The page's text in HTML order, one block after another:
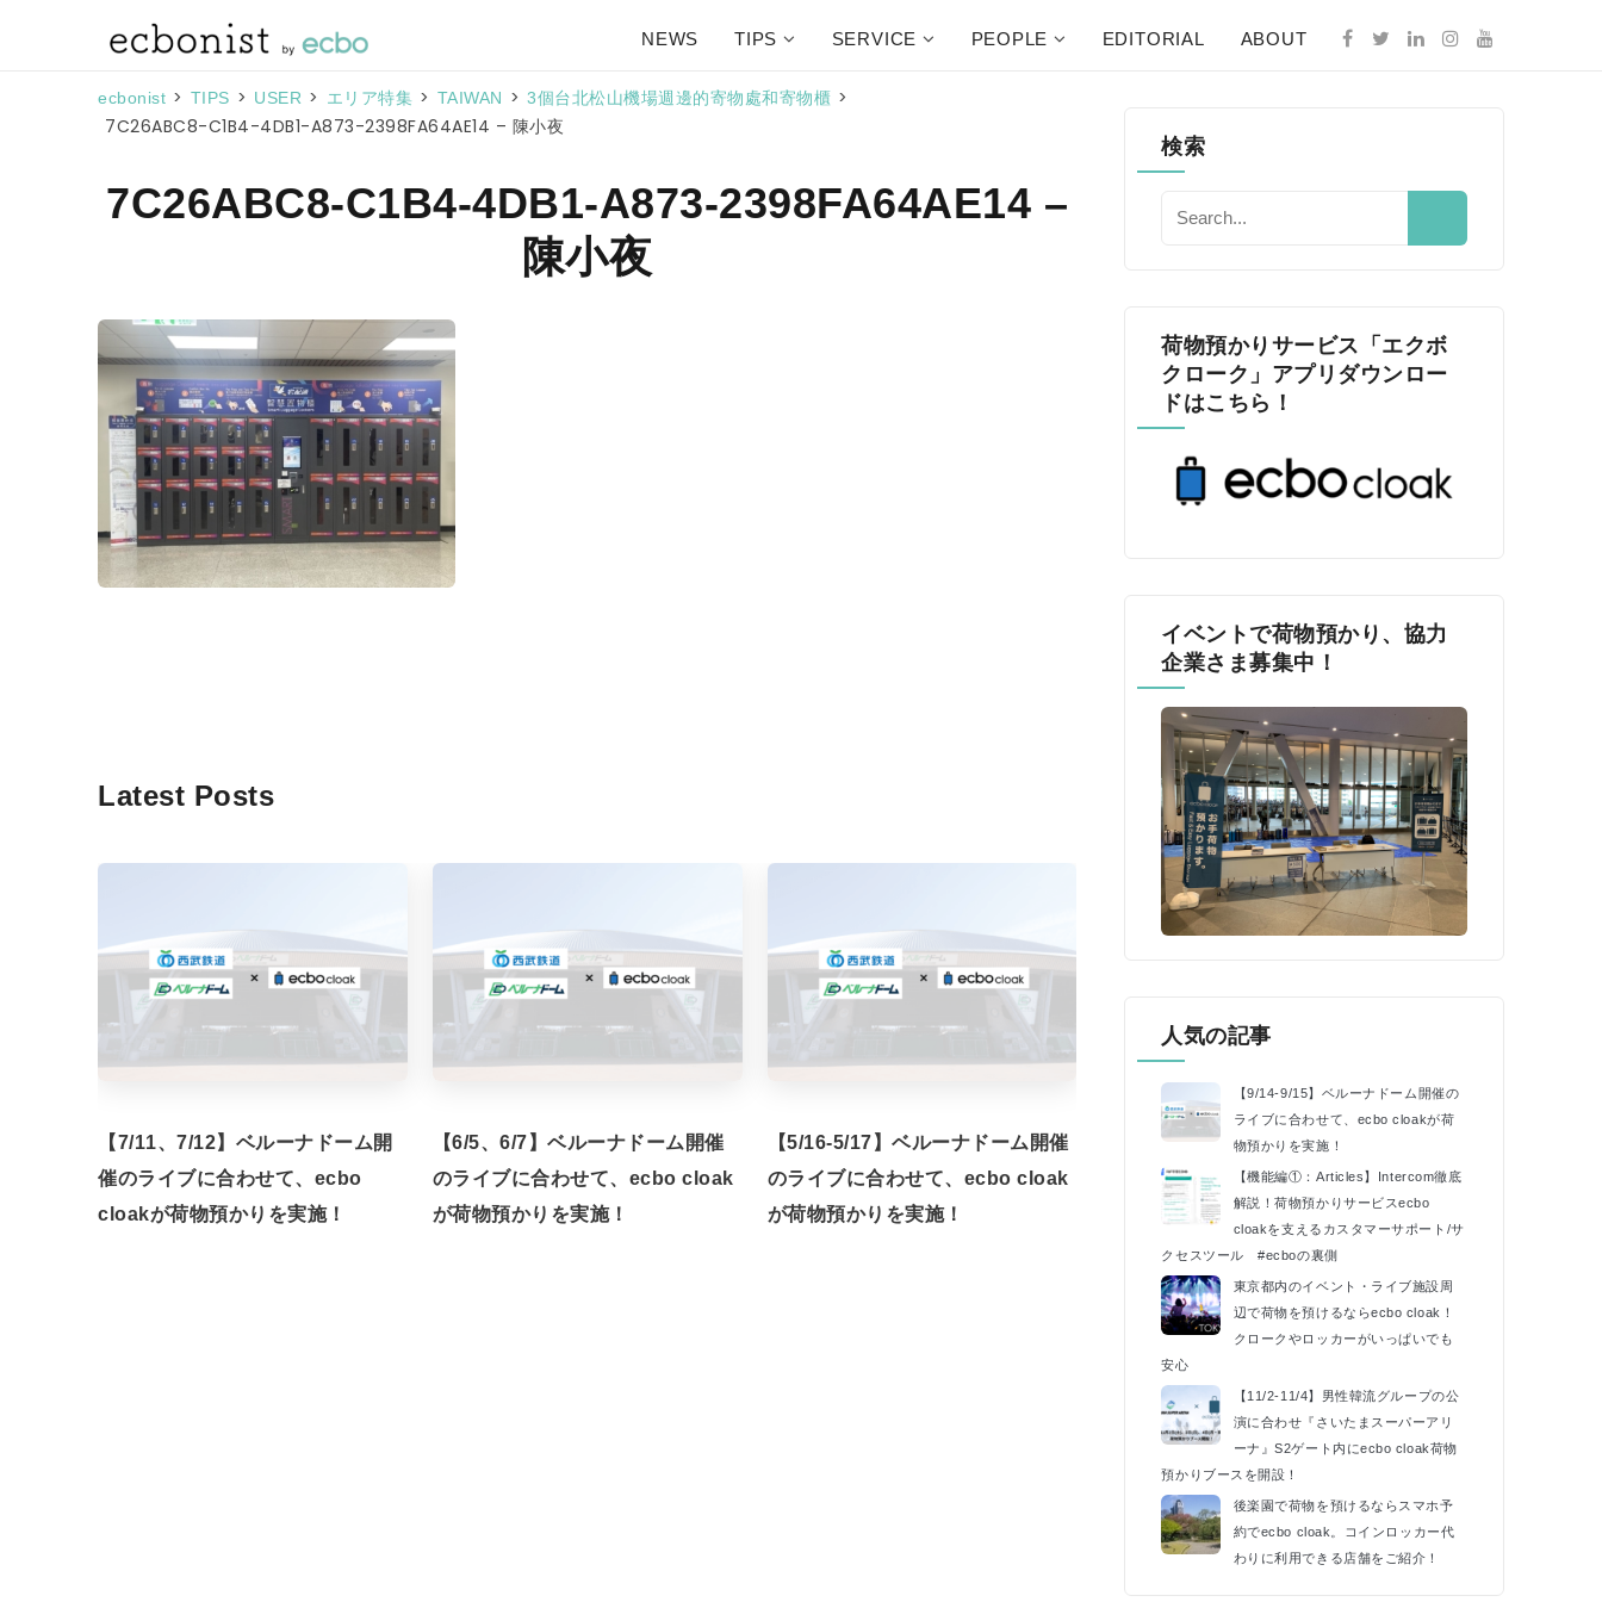
NEWS TIPS SERVICE PEOPLE EDITORIAL ABOUT
ecbonist > TIPS > USER > エリア特集 > TAIWAN > 3個台北松山機場週邊的寄物處和寄物櫃 >
7C26ABC8-C1B4-4DB1-A873-2398FA64AE14 – 陳小夜
7C26ABC8-C1B4-4DB1-A873-2398FA64AE14 –
陳小夜
Latest Posts
【7/11、7/12】ベルーナドーム開
催のライブに合わせて、ecbo
cloakが荷物預かりを実施！
【6/5、6/7】ベルーナドーム開催
のライブに合わせて、ecbo cloak
が荷物預かりを実施！
【5/16-5/17】ベルーナドーム開催
のライブに合わせて、ecbo cloak
が荷物預かりを実施！
検索
荷物預かりサービス「エクボ
クローク」アプリダウンロー
ドはこちら！
イベントで荷物預かり、協力
企業さま募集中！
人気の記事
【9/14-9/15】ベルーナドーム開催の
ライブに合わせて、ecbo cloakが荷
物預かりを実施！
【機能編①：Articles】Intercom徹底
解説！荷物預かりサービスecbo
cloakを支えるカスタマーサポート/サ
クセスツール #ecboの裏側
東京都内のイベント・ライブ施設周
辺で荷物を預けるならecbo cloak！
クロークやロッカーがいっぱいでも
安心
【11/2-11/4】男性韓流グループの公
演に合わせ『さいたまスーパーアリ
ーナ』S2ゲート内にecbo cloak荷物
預かりブースを開設！
後楽園で荷物を預けるならスマホ予
約でecbo cloak。コインロッカー代
わりに利用できる店舗をご紹介！